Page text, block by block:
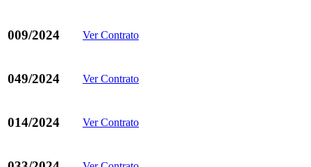
009/2024 Ver Contrato
049/2024 Ver Contrato
014/2024 Ver Contrato